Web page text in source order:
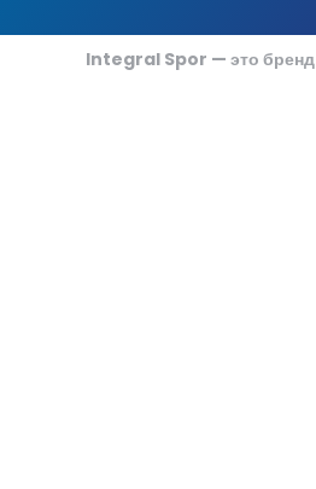
Integral Spor — это бренд